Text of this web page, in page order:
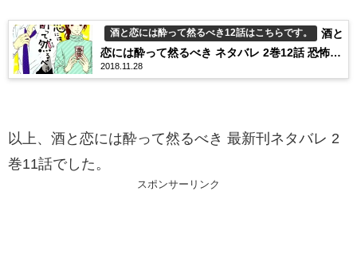
酒と恋には酔って然るべき12話はこちらです。
酒と
恋には酔って然るべき ネタバレ 2巻12話 恐怖の
女子飲み！？
2018.11.28
以上、酒と恋には酔って然るべき 最新刊ネタバレ 2
巻11話でした。
スポンサーリンク